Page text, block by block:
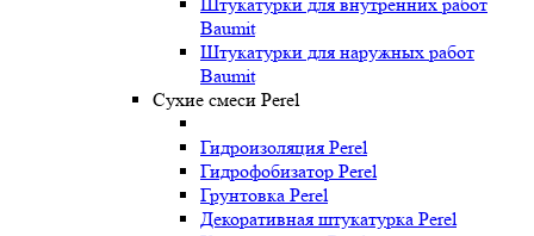
Baumit
Штукатурки для наружных работ
Baumit
Сухие смеси Perel
Гидроизоляция Perel
Гидрофобизатор Perel
Грунтовка Perel
Декоративная штукатурка Perel